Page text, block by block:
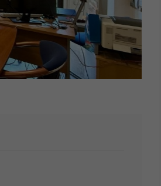
Leaflet ©OpenStreetMap